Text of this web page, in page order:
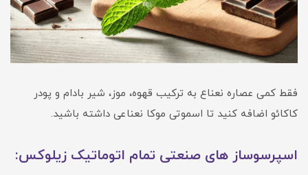
فقط کمی عصاره نعناع به ترکیب قهوه، موز، شیر بادام و پودر
کاکائو اضافه کنید تا اسموتی موکا نعناعی داشته باشید.
اسپرسوساز های صنعتی تمام اتوماتیک زیلوکس: